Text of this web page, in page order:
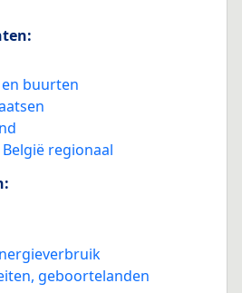
buurten
België regionaal
geboortelanden